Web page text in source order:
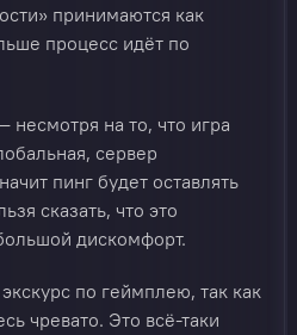
принимаются как
процесс идёт по
на то, что игра
сервер
пинг будет оставлять
сказать, что это
дискомфорт.
по геймплею, так как
чревато. Это всё-таки